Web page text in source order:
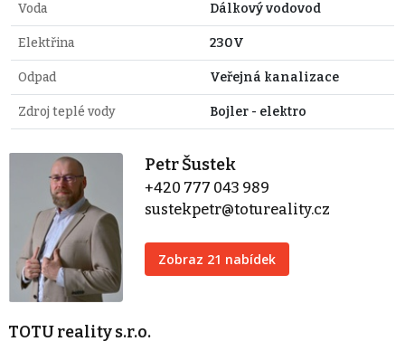
Voda Dálkový vodovod
Elektřina 230V
Odpad Veřejná kanalizace
Zdroj teplé vody Bojler - elektro
Petr Šustek
+420 777 043 989
sustekpetr@totureality.cz
Zobraz 21 nabídek
TOTU reality s.r.o.